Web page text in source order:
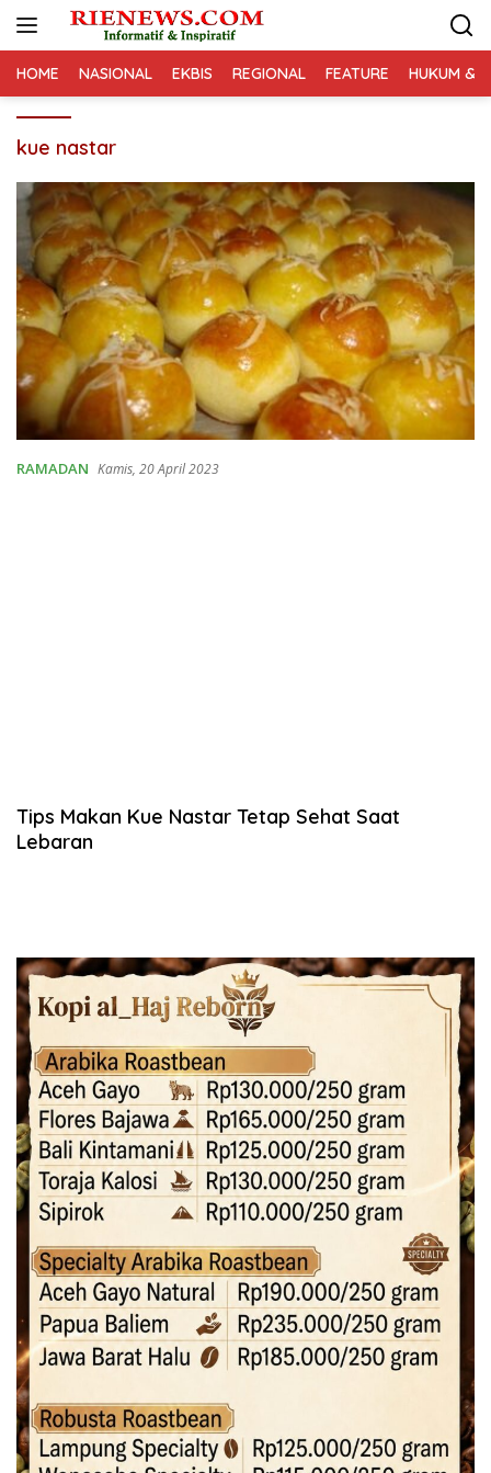
HOME NASIONAL EKBIS REGIONAL FEATURE HUKUM &
kue nastar
RAMADAN Kamis, 20 April 2023
Tips Makan Kue Nastar Tetap Sehat Saat
Lebaran